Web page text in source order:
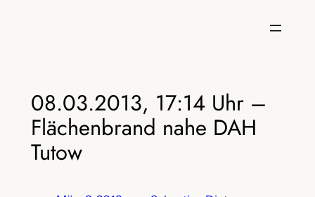
08.03.2013, 17:14 Uhr –
Flächenbrand nahe DAH
Tutow